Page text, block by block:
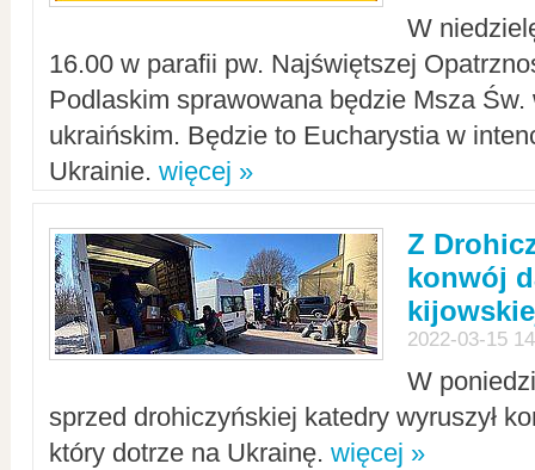
W
16.00 w parafii pw. Najświętszej
Podlaskim sprawowana będzie Msza Św.
ukraińskim. Będzie to Eucharystia w
Ukrainie. więcej »
Z
konwój
2022-03-15
W
sprzed drohiczyńskiej katedry wyruszył
który dotrze na Ukrainę. więcej »